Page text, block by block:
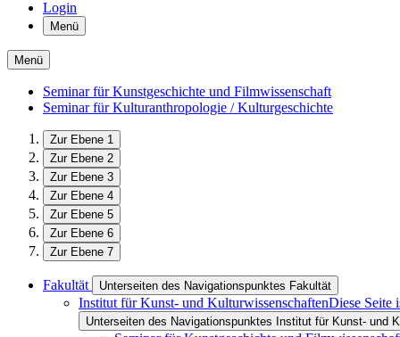
Login
Menü
Menü
Seminar für Kunstgeschichte und Filmwissenschaft
Seminar für Kulturanthropologie / Kulturgeschichte
Zur Ebene 1
Zur Ebene 2
Zur Ebene 3
Zur Ebene 4
Zur Ebene 5
Zur Ebene 6
Zur Ebene 7
Fakultät Unterseiten des Navigationspunktes Fakultät
Institut für Kunst- und KulturwissenschaftenDiese Seite
Unterseiten des Navigationspunktes Institut für Kunst- und